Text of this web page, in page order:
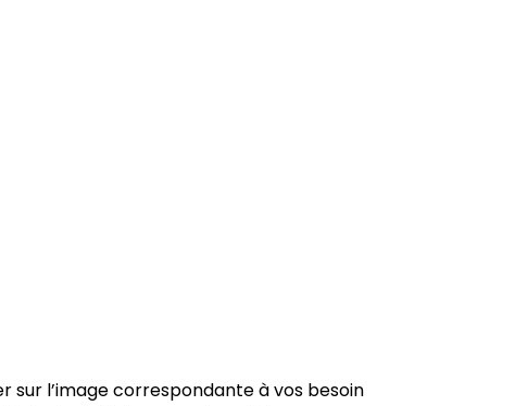
sur l’image correspondante à vos besoin